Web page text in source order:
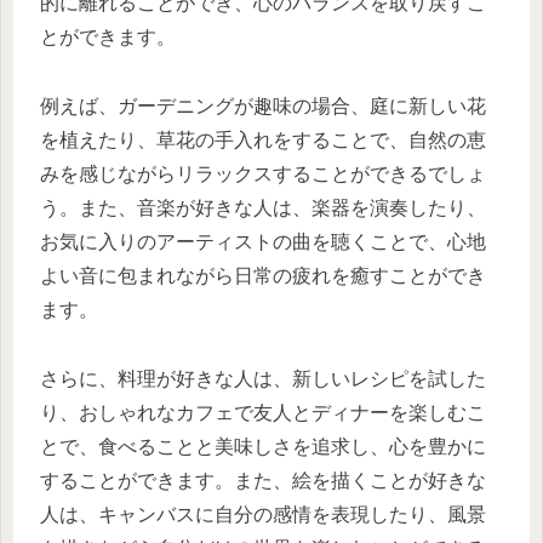
とができます。
例えば、ガーデニングが趣味の場合、庭に新しい花
を植えたり、草花の手入れをすることで、自然の恵
みを感じながらリラックスすることができるでしょ
う。また、音楽が好きな人は、楽器を演奏したり、
お気に入りのアーティストの曲を聴くことで、心地
よい音に包まれながら日常の疲れを癒すことができ
ます。
さらに、料理が好きな人は、新しいレシピを試した
り、おしゃれなカフェで友人とディナーを楽しむこ
とで、食べることと美味しさを追求し、心を豊かに
することができます。また、絵を描くことが好きな
人は、キャンバスに自分の感情を表現したり、風景